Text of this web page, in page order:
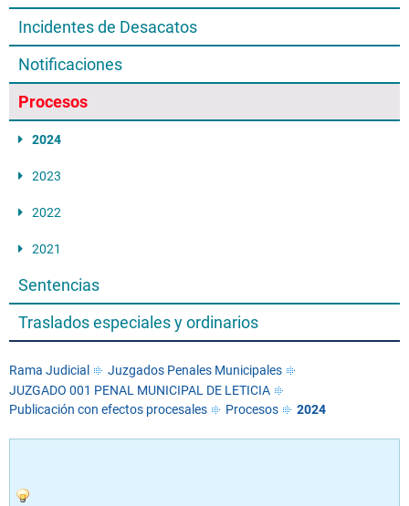
Incidentes de Desacatos
Notificaciones
Procesos
2024
2023
2022
2021
Sentencias
Traslados especiales y ordinarios
Rama Judicial
Juzgados Penales Municipales
JUZGADO 001 PENAL MUNICIPAL DE LETICIA
Publicación con efectos procesales
Procesos 2024